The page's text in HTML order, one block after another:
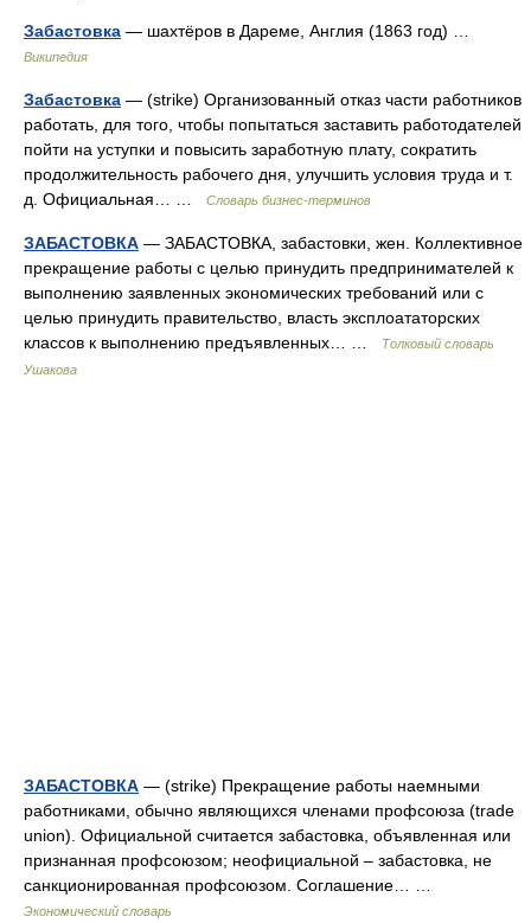
Забастовка — шахтёров в Дареме, Англия (1863 год) …
Википедия
Забастовка — (strike) Организованный отказ части работников
работать, для того, чтобы попытаться заставить работодателей
пойти на уступки и повысить заработную плату, сократить
продолжительность рабочего дня, улучшить условия труда и т.
д. Официальная… …
Словарь бизнес-терминов
ЗАБАСТОВКА — ЗАБАСТОВКА, забастовки, жен. Коллективное
прекращение работы с целью принудить предпринимателей к
выполнению заявленных экономических требований или с
целью принудить правительство, власть эксплоататорских
классов к выполнению предъявленных… …
Толковый словарь
Ушакова
ЗАБАСТОВКА — (strike) Прекращение работы наемными
работниками, обычно являющихся членами профсоюза (trade
union). Официальной считается забастовка, объявленная или
признанная профсоюзом; неофициальной – забастовка, не
санкционированная профсоюзом. Соглашение… …
Экономический словарь